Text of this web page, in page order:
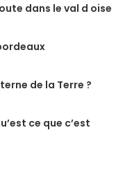
dans le val d oise
de la Terre ?
ce que c’est